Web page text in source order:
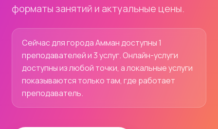
форматы занятий и актуальные цены.
Сейчас для города Амман доступны 1
преподавателей и 3 услуг. Онлайн-услуги
доступны из любой точки, а локальные услуги
показываются только там, где работает
преподаватель.